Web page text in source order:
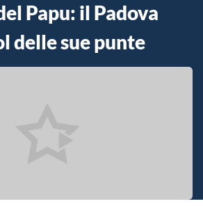
Papu: il Padova
delle sue punte